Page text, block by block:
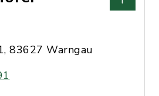
83627 Warngau